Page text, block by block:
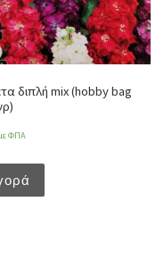
διπλή mix (hobby bag
ΦΠΑ